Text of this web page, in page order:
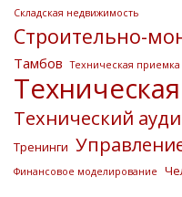
Складская недвижимость
Строительно-
Тамбов Техническая приемка
Технический
Тренинги
Финансовое моделирование